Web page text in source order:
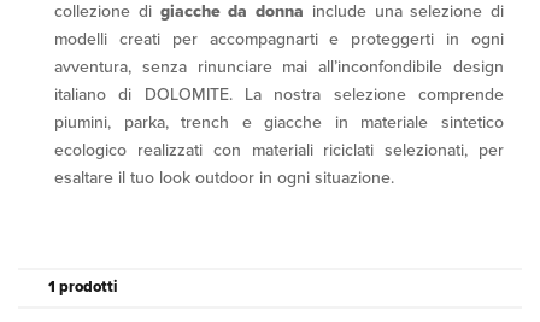
collezione di giacche da donna include una selezione di
modelli creati per accompagnarti e proteggerti in ogni
avventura, senza rinunciare mai all’inconfondibile design
italiano di DOLOMITE. La nostra selezione comprende
piumini, parka, trench e giacche in materiale sintetico
ecologico realizzati con materiali riciclati selezionati, per
esaltare il tuo look outdoor in ogni situazione.
1 prodotti